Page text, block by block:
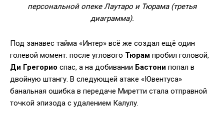
персональной опеке Лаутаро и Тюрама (третья
диаграмма).
Под занавес тайма «Интер» всё же создал ещё один
голевой момент: после углового Тюрам пробил головой,
Ди Грегорио спас, а на добивании Бастони попал в
двойную штангу. В следующей атаке «Ювентуса»
банальная ошибка в передаче Миретти стала отправной
точкой эпизода с удалением Калулу.